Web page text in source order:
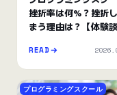
挫折率は何%？挫折
まう理由は？【体験
READ
プログラミングスクール